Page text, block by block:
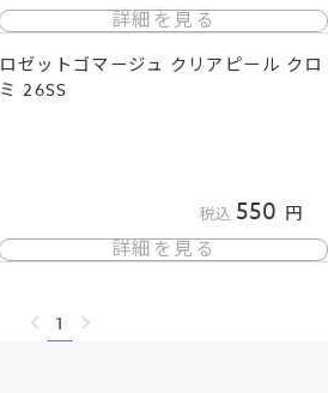
詳細を見る
ロゼットゴマージュ クリアピール クロ
ミ 26SS
税込 550
詳細を見る
1